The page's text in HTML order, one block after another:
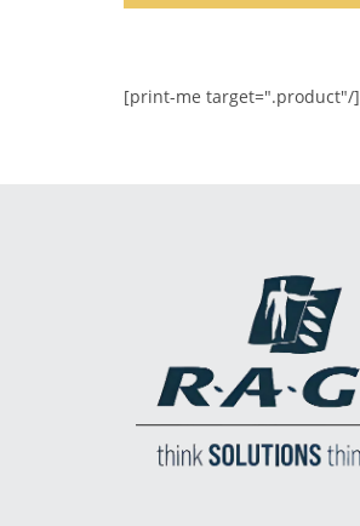
[print-me target=".product"/]